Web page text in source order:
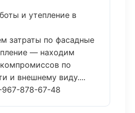
и утепление в
затраты по фасадные
— находим
по
и внешнему виду....
967-878-67-48